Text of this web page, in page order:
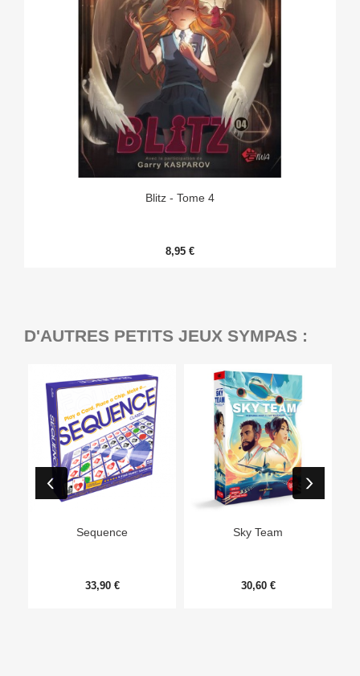
Blitz - Tome 4
8,95 €
D'AUTRES PETITS JEUX SYMPAS :
Sequence
33,90 €
Sky Team
30,60 €